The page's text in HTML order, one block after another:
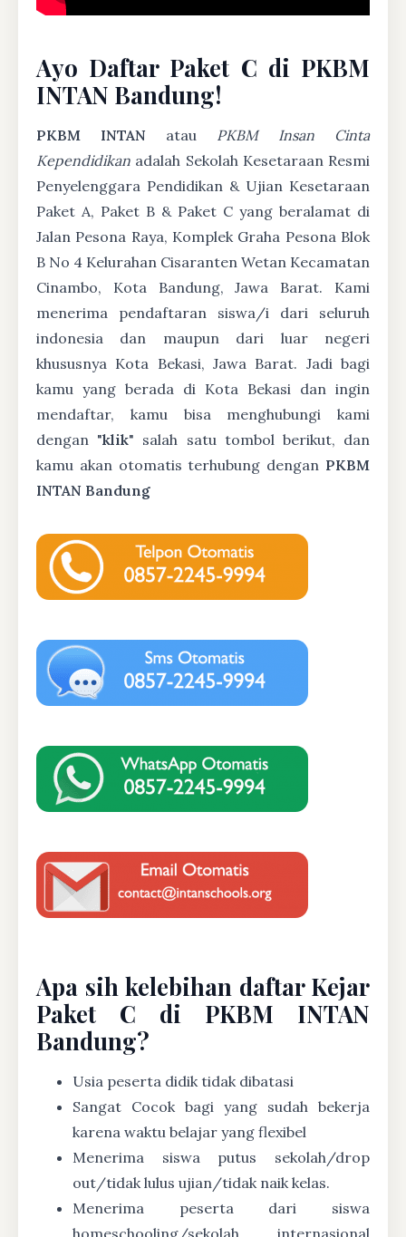
Ayo Daftar Paket C di PKBM
INTAN Bandung!
PKBM INTAN atau PKBM Insan Cinta
Kependidikan adalah Sekolah Kesetaraan Resmi
Penyelenggara Pendidikan & Ujian Kesetaraan
Paket A, Paket B & Paket C yang beralamat di
Jalan Pesona Raya, Komplek Graha Pesona Blok
B No 4 Kelurahan Cisaranten Wetan Kecamatan
Cinambo, Kota Bandung, Jawa Barat. Kami
menerima pendaftaran siswa/i dari seluruh
indonesia dan maupun dari luar negeri
khususnya Kota Bekasi, Jawa Barat. Jadi bagi
kamu yang berada di Kota Bekasi dan ingin
mendaftar, kamu bisa menghubungi kami
dengan "klik" salah satu tombol berikut, dan
kamu akan otomatis terhubung dengan PKBM
INTAN Bandung
Apa sih kelebihan daftar Kejar
Paket C di PKBM INTAN
Bandung?
Usia peserta didik tidak dibatasi
Sangat Cocok bagi yang sudah bekerja
karena waktu belajar yang flexibel
Menerima siswa putus sekolah/drop
out/tidak lulus ujian/tidak naik kelas.
Menerima peserta dari siswa
homeschooling/sekolah internasional